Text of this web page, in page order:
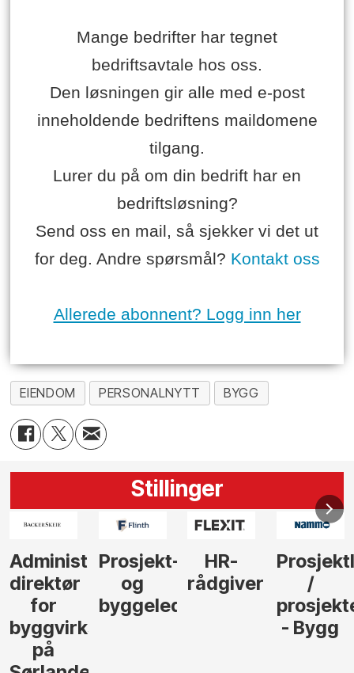
Mange bedrifter har tegnet
bedriftsavtale hos oss.
Den løsningen gir alle med e-post
inneholdende bedriftens maildomene
tilgang.
Lurer du på om din bedrift har en
bedriftsløsning?
Send oss en mail, så sjekker vi det ut
for deg. Andre spørsmål? Kontakt oss
Allerede abonnent? Logg inn her
EIENDOM PERSONALNYTT BYGG
Stillinger
Prosjekt-
og
byggeleder
HR-
rådgiver
Prosjektleder
/
Vi
til å